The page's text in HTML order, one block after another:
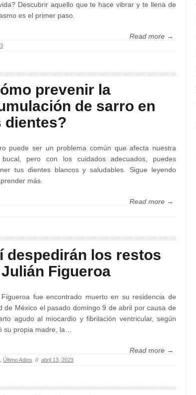
Descubrir aquello que te hace vibrar y te llena de
es el primer paso.
Read more →
prevenir la
de sarro en
dientes?
puede ser un problema común que afecta nuestra
bucal, pero con los cuidados adecuados, puedes
tus dientes blancos y saludables. Sigue leyendo
más.
Read more →
despedirán los restos
Figueroa
Figueroa fue encontrado muerto en su residencia de
de México el pasado domingo 9 de abril por causa de
agudo al miocardio y fibrilación ventricular, según
su propia madre, la…
Read more →
Último Adios // abril 13, 2023